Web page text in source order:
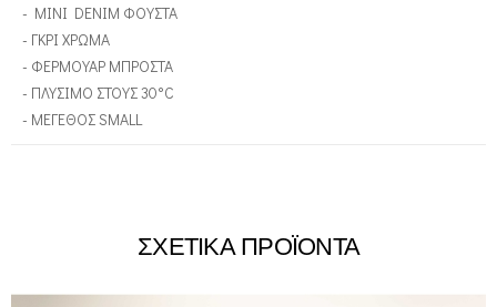
- MINI DENIM ΦΟΥΣΤΑ
- ΓΚΡΙ ΧΡΩΜΑ
- ΦΕΡΜΟΥΑΡ ΜΠΡΟΣΤΑ
- ΠΛΥΣΙΜΟ ΣΤΟΥΣ 30°C
- ΜΕΓΕΘΟΣ SMALL
ΣΧΕΤΙΚΑ ΠΡΟΪΟΝΤΑ